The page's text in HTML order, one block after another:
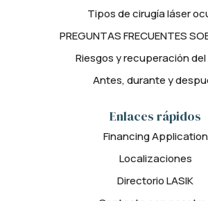
Tipos de cirugía láser
PREGUNTAS FRECUENTES
Riesgos y recuperación del
Antes, durante y
Enlaces rápidos
Financing Application
Localizaciones
Directorio LASIK